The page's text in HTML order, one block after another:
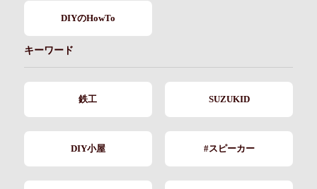
DIYのHowTo
キーワード
鉄工 SUZUKID
DIY小屋 #スピーカー